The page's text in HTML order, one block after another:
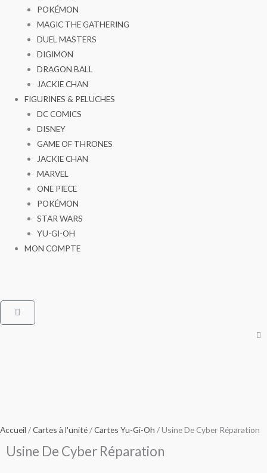
POKÉMON
MAGIC THE GATHERING
DUEL MASTERS
DIGIMON
DRAGON BALL
JACKIE CHAN
FIGURINES & PELUCHES
DC COMICS
DISNEY
GAME OF THRONES
JACKIE CHAN
MARVEL
ONE PIECE
POKÉMON
STAR WARS
YU-GI-OH
MON COMPTE
Panier
Accueil /Cartes à l'unité/Cartes Yu-Gi-Oh / Usine De Cyber Réparation
Usine De Cyber Réparation